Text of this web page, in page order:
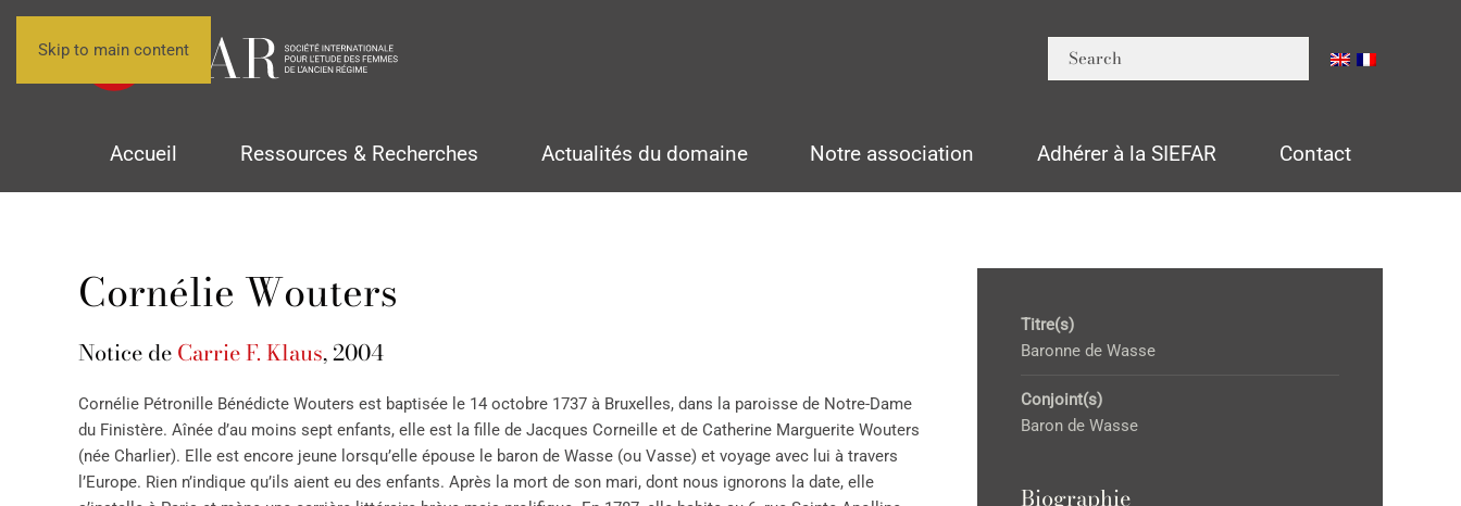
Skip to main content
Accueil Ressources & Recherches Actualités du domaine Notre association Adhérer à la SIEFAR Contact
Cornélie Wouters
Notice deCarrie F. Klaus, 2004
Cornélie Pétronille Bénédicte Wouters est baptisée le 14 octobre 1737 à Bruxelles, dans la paroisse de Notre-Dame
du Finistère. Aînée d’au moins sept enfants, elle est la fille de Jacques Corneille et de Catherine Marguerite Wouters
(née Charlier). Elle est encore jeune lorsqu’elle épouse le baron de Wasse (ou Vasse) et voyage avec lui à travers
l’Europe. Rien n’indique qu’ils aient eu des enfants. Après la mort de son mari, dont nous ignorons la date, elle
Titre(s)
Baronne de Wasse
Conjoint(s)
Baron de Wasse
Biographie